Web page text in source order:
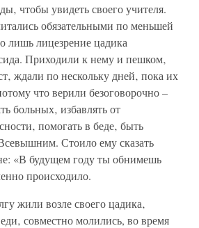
чтобы увидеть своего учителя.
обязательными по меньшей
лишь лицезрение цадика
Приходили к нему и пешком‚
ждали по нескольку дней‚ пока их
что верили безоговорочно –
больных‚ избавлять от
помогать в беде‚ быть
Стоило ему сказать
«В будущем году ты обнимешь
происходило.
жили возле своего цадика‚
совместно молились, во время